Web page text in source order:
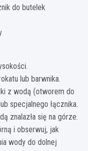
do butelek
lub barwnika.
z wodą (otworem do
specjalnego łącznika.
znalazła się na górze.
i obserwuj, jak
wody do dolnej